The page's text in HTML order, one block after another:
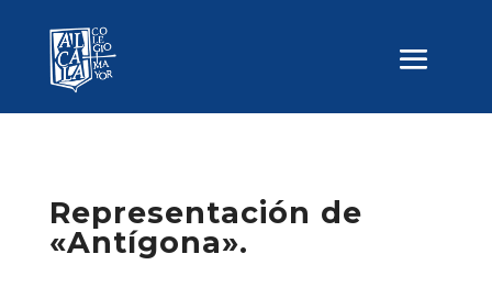
Representación de
«Antígona».